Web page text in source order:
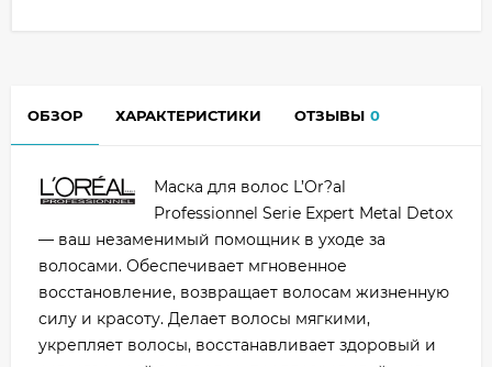
ОБЗОР ХАРАКТЕРИСТИКИ ОТЗЫВЫ 0
Маска для волос L’Or?al
Professionnel Serie Expert Metal Detox
— ваш незаменимый помощник в уходе за
волосами. Обеспечивает мгновенное
восстановление, возвращает волосам жизненную
силу и красоту. Делает волосы мягкими,
укрепляет волосы, восстанавливает здоровый и